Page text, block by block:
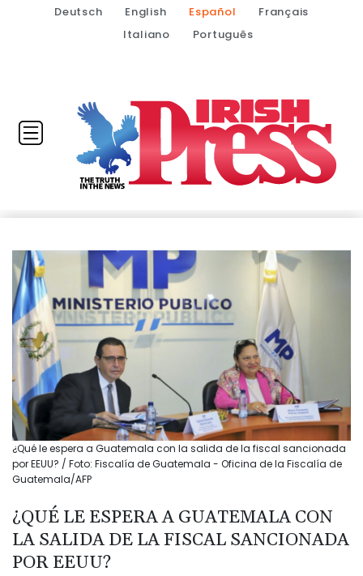
Deutsch English Español
Français
Italiano
Português
¿Qué le espera a Guatemala con la salida de la fiscal sancionada
por EEUU? / Foto: Fiscalía de Guatemala - Oficina de la Fiscalía de
Guatemala/AFP
¿QUÉ LE ESPERA A GUATEMALA CON
LA SALIDA DE LA FISCAL SANCIONADA
POR EEUU?